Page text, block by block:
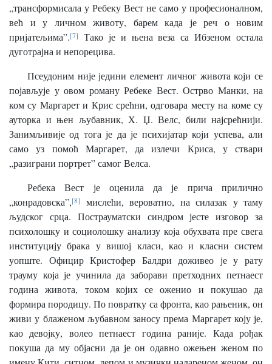
„трансформисала у Ребеку Вест не само у професионалном,
већ и у личном животу, барем када је реч о новим
пријатељима”.[7]
Тако је и њена веза са Ибзеном остала
дуготрајна и непорецива.
Псеудоним није једини елемент личног живота који се
појављује у овом роману Ребеке Вест. Острво Манки, на
ком су Маргарет и Крис срећни, одговара месту на коме су
ауторка и њен љубавник, Х. Џ. Велс, били најсрећнији.
Занимљивије од тога је да је психијатар који успева, али
само уз помоћ Маргарет, да излечи Криса, у ствари
„разиграни портрет” самог Велса.
Ребека Вест је оценила да је прича прилично
„конрадовска”,[8]
мислећи, вероватно, на силазак у таму
људског срца. Пострауматски синдром јесте изговор за
психолошку и социолошку анализу која обухвата пре свега
институцију брака у вишој класи, као и класни систем
уопште. Официр Кристофер Балдри доживео је у рату
трауму која је учинила да заборави претходних петнаест
година живота, током којих се оженио и покушао да
формира породицу. По повратку са фронта, као рањеник, он
живи у блаженом љубавном заносу према Маргарет коју је,
као девојку, волео петнаест година раније. Када рођак
покуша да му објасни да је он одавно ожењен женом по